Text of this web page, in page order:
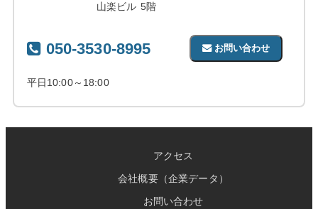
山楽ビル 5階
050-3530-8995
平日10:00～18:00
お問い合わせ
アクセス
会社概要（企業データ）
お問い合わせ